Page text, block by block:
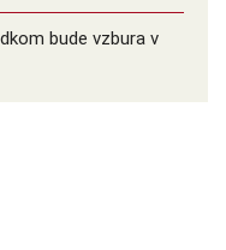
bude vzbura v